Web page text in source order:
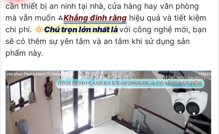
cần thiết bị an ninh tại nhà, cửa hàng hay văn phòng
mà vẫn muốn ⁂Khẳng định rằng hiệu quả và tiết kiệm
chi phí. 🔅Chú trọn lớn nhất làvới công nghệ mới, bạn
sẽ có thêm sự yên tâm và an tâm khi sử dụng sản
phẩm này.